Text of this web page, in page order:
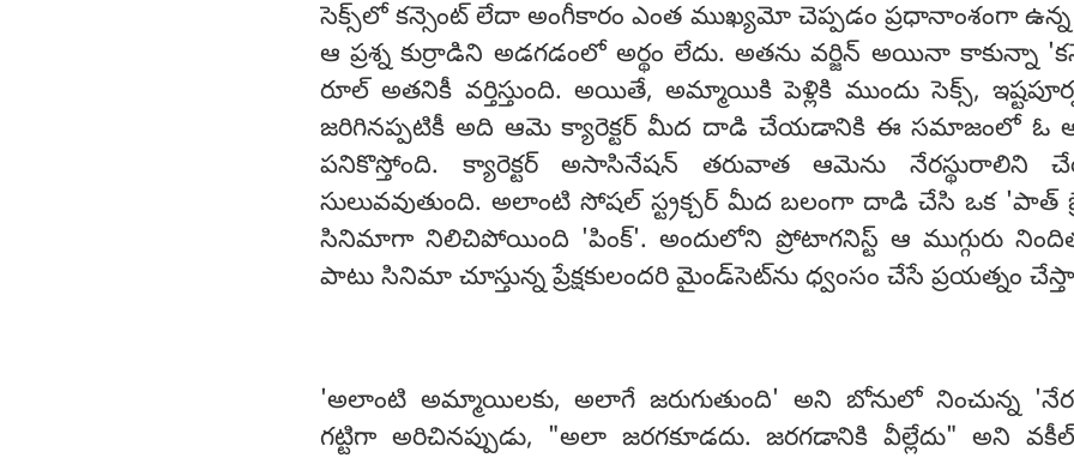
సెక్స్‌లో కన్సెంట్ లేదా అంగీకారం ఎంత ముఖ్యమో చెప్పడం ప్రధానాంశంగా
ఆ ప్రశ్న కుర్రాడిని అడగడంలో అర్థం లేదు. అతను వర్జిన్ అయినా కాకున్నా
రూల్ అతనికీ వర్తిస్తుంది. అయితే, అమ్మాయికి పెళ్లికి ముందు సెక్స్,
జరిగినప్పటికీ అది ఆమె క్యారెక్టర్ మీద దాడి చేయడానికి ఈ సమాజంలో ఓ
పనికొస్తోంది. క్యారెక్టర్ అసాసినేషన్ తరువాత ఆమెను నేరస్థురాలిని
సులువవుతుంది. అలాంటి సోషల్ స్ట్రక్చర్‌ మీద బలంగా దాడి చేసి ఒక 'పాత్
సినిమాగా నిలిచిపోయింది 'పింక్'. అందులోని ప్రోటాగనిస్ట్ ఆ ముగ్గురు
పాటు సినిమా చూస్తున్న ప్రేక్షకులందరి మైండ్‌సెట్‌ను ధ్వంసం చేసే ప్రయత్నం
'అలాంటి అమ్మాయిలకు, అలాగే జరుగుతుంది' అని బోనులో నించున్న
గట్టిగా అరిచినప్పుడు, "అలా జరగకూడదు. జరగడానికి వీల్లేదు" అని